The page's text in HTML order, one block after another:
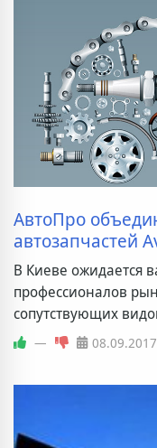
АвтоПро
автозапчастей
В Киеве ожидается
профессионалов
сопутствующих
— 08.09.2017